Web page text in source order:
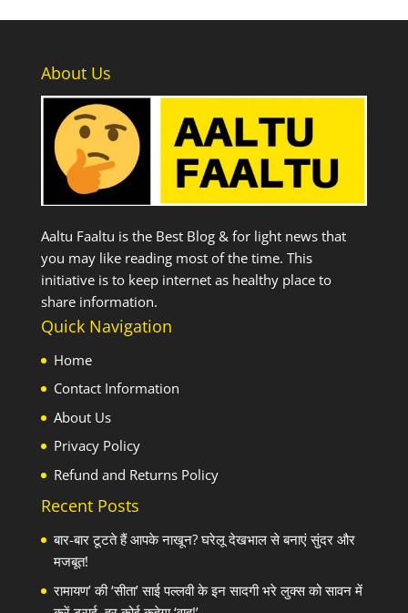
About Us
Aaltu Faaltu is the Best Blog & for light news that
you may like reading most of the time. This
initiative is to keep internet as healthy place to
share information.
Quick Navigation
Home
Contact Information
About Us
Privacy Policy
Refund and Returns Policy
Recent Posts
बार-बार टूटते हैं आपके नाखून? घरेलू देखभाल से बनाएं सुंदर और
मजबूत!
रामायण’ की ‘सीता’ साई पल्लवी के इन सादगी भरे लुक्स को सावन में